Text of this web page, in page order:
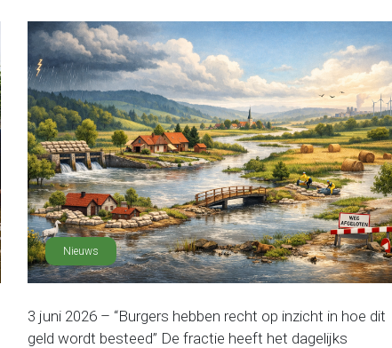
Nieuws
3 juni 2026 – “Burgers hebben recht op inzicht in hoe dit
geld wordt besteed” De fractie heeft het dagelijks